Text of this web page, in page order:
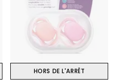
HORS DE L'ARRÊT